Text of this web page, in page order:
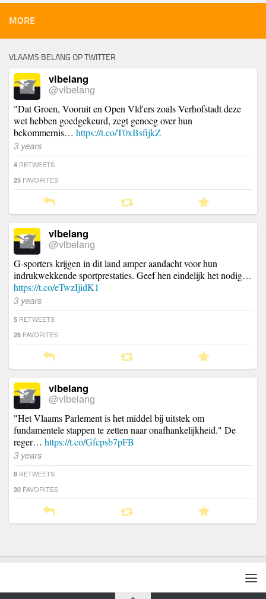
MORE
VLAAMS BELANG OP TWITTER
vlbelang
@vlbelang
"Dat Groen, Vooruit en Open Vld'ers zoals Verhofstadt deze
wet hebben goedgekeurd, zegt genoeg over hun
bekommernis… https://t.co/T0xBsfijkZ
3 years
4 RETWEETS
25 FAVORITES
vlbelang
@vlbelang
G-sporters krijgen in dit land amper aandacht voor hun
indrukwekkende sportprestaties. Geef hen eindelijk het nodig…
https://t.co/eTwzIjidK1
3 years
5 RETWEETS
28 FAVORITES
vlbelang
@vlbelang
"Het Vlaams Parlement is het middel bij uitstek om
fundamentele stappen te zetten naar onafhankelijkheid." De
reger… https://t.co/Gfcpsb7pFB
3 years
8 RETWEETS
30 FAVORITES